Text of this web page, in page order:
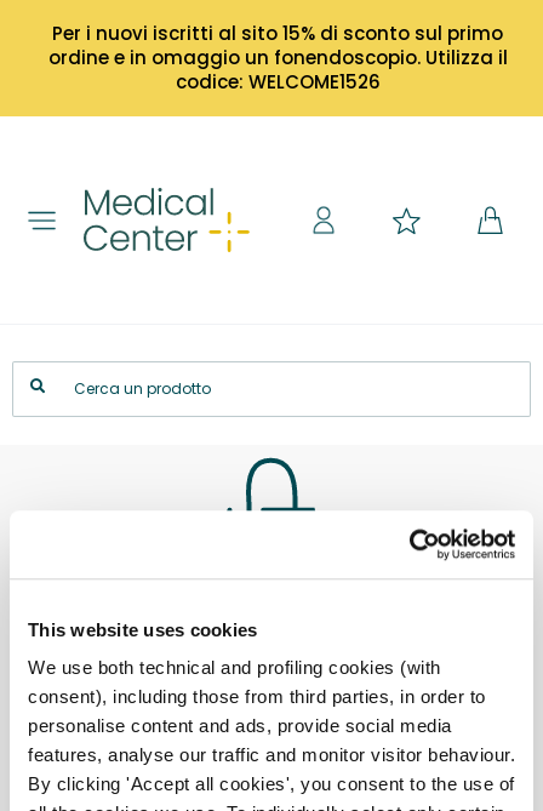
This website uses cookies
We use both technical and profiling cookies (with
consent), including those from third parties, in order to
personalise content and ads, provide social media
features, analyse our traffic and monitor visitor behaviour.
By clicking 'Accept all cookies', you consent to the use of
Per i nuovi iscritti al sito 15% di sconto sul primo
ordine e in omaggio un fonendoscopio. Utilizza il
codice: WELCOME1526
Il tuo carrello è vuoto.
Ritorna al negozio